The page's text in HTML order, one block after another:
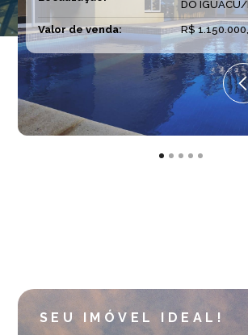
DO IGUACU/
Valor de venda: R$
SEU IMÓVEL IDEAL!